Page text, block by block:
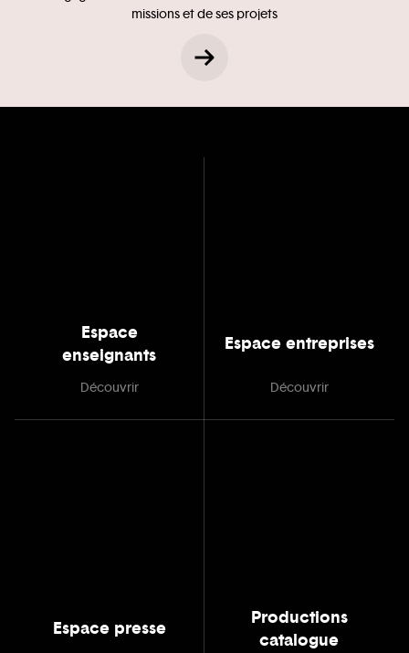
missions et de ses projets
Espace
enseignants
Découvrir
Espace entreprises
Découvrir
Espace presse
Productions
catalogue